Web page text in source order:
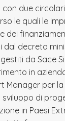
con due
le quali le
dei
dal decreto
gestiti da Sace
in
Manager per la
sviluppo di
in Paesi